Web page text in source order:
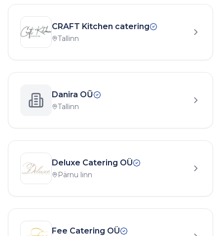
CRAFT Kitchen catering
Tallinn
Danira OŨ
Tallinn
Deluxe Catering OÜ
Pärnu linn
Fee Catering OÜ